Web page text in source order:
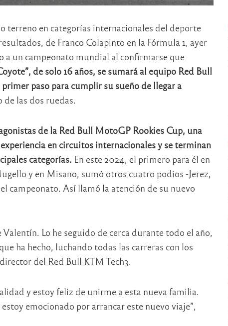
terreno en categorías internacionales del deporte
de Franco Colapinto en la Fórmula 1, ayer
a un campeonato mundial al confirmarse que
de solo 16 años, se sumará al equipo Red Bull
paso para cumplir su sueño de llegar a
las dos ruedas.
de la Red Bull MotoGP Rookies Cup, una
en circuitos internacionales y se terminan
categorías. En este 2024, el primero para él en
y en Misano, sumó otros cuatro podios -Jerez,
campeonato. Así llamó la atención de su nuevo
Lo he seguido de cerca durante todo el año,
ha hecho, luchando todas las carreras con los
del Red Bull KTM Tech3.
y estoy feliz de unirme a esta nueva familia.
emocionado por arrancar este nuevo viaje”,